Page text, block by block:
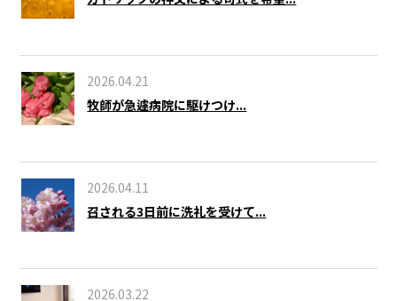
2026.04.21
牧師が急遽病院に駆けつけ...
2026.04.11
召される3日前に洗礼を受けて...
2026.03.22